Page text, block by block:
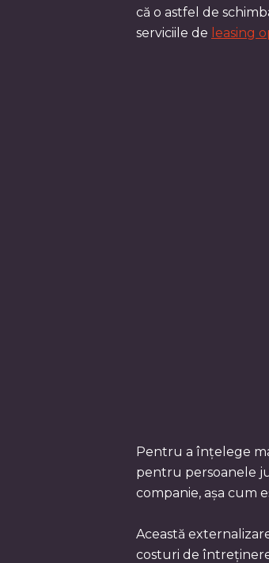
că o astfel de
serviciile de leasing
Pentru a înțelege
pentru persoanele
companie, așa cum
Această
costuri de